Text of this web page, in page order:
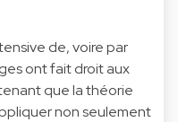
de, voire par
ont fait droit aux
que la théorie
non seulement